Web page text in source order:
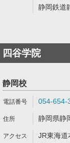
静岡鉄道
四谷学院
静岡校
054-654-
静岡県静
JR東海